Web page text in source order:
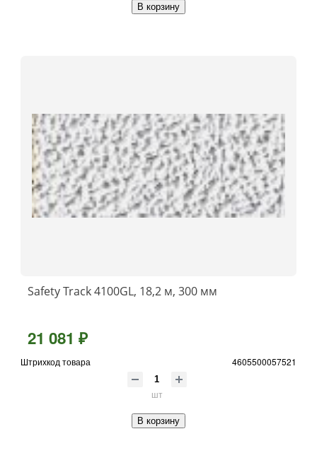
В корзину
Safety Track 4100GL, 18,2 м, 300 мм
21 081 ₽
Штрихкод товара 4605500057521
шт
В корзину